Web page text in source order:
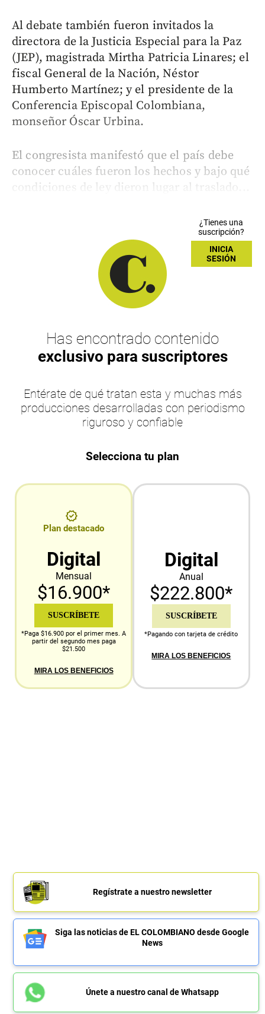
Al debate también fueron invitados la
directora de la Justicia Especial para la Paz
(JEP), magistrada Mirtha Patricia Linares; el
fiscal General de la Nación, Néstor
Humberto Martínez; y el presidente de la
Conferencia Episcopal Colombiana,
monseñor Óscar Urbina.
El congresista manifestó que el país debe
conocer cuáles fueron los hechos y bajo qué
condiciones de ley dieron lugar al traslado...
¿Tienes una
suscripción?
INICIA
SESIÓN
Has encontrado contenido
exclusivo para suscriptores
Entérate de qué tratan esta y muchas más
producciones desarrolladas con periodismo
riguroso y confiable
Selecciona tu plan
Plan destacado
Digital
Mensual
$16.900*
SUSCRÍBETE
*Paga $16.900 por el primer mes. A
partir del segundo mes paga
$21.500
MIRA LOS BENEFICIOS
Digital
Anual
$222.800*
SUSCRÍBETE
*Pagando con tarjeta de crédito
MIRA LOS BENEFICIOS
Regístrate a nuestro newsletter
Siga las noticias de EL COLOMBIANO desde Google
News
Únete a nuestro canal de Whatsapp